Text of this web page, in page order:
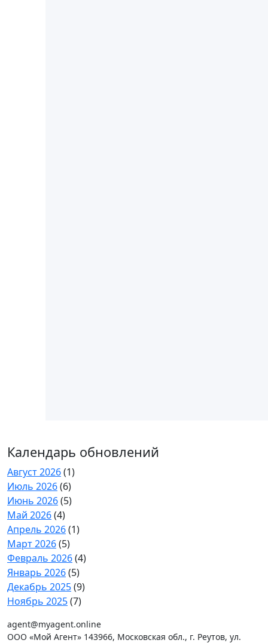
Календарь обновлений
Август 2026(1)
Июль 2026(6)
Июнь 2026(5)
Май 2026(4)
Апрель 2026(1)
Март 2026(5)
Февраль 2026(4)
Январь 2026(5)
Декабрь 2025(9)
Ноябрь 2025(7)
agent@myagent.online
ООО «Мой Агент» 143966, Московская обл., г. Реутов, ул.